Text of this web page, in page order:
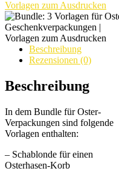
Beschreibung
Rezensionen (0)
Beschreibung
In dem Bundle für Oster-
Verpackungen sind folgende
Vorlagen enthalten:
– Schablonde für einen
Osterhasen-Korb